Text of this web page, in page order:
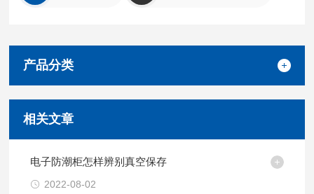
产品分类
相关文章
电子防潮柜怎样辨别真空保存
2022-08-02